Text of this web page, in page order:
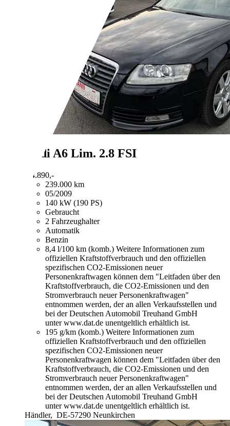
Audi A6 Lim. 2.8 FSI
€ 4.890,-
239.000 km
05/2009
140 kW (190 PS)
Gebraucht
2 Fahrzeughalter
Automatik
Benzin
8,4 l/100 km (komb.) Weitere Informationen zum
offiziellen Kraftstoffverbrauch und den offiziellen
spezifischen CO2-Emissionen neuer
Personenkraftwagen können dem "Leitfaden über den
Kraftstoffverbrauch, die CO2-Emissionen und den
Stromverbrauch neuer Personenkraftwagen"
entnommen werden, der an allen Verkaufsstellen und
bei der Deutschen Automobil Treuhand GmbH
unter www.dat.de unentgeltlich erhältlich ist.
195 g/km (komb.) Weitere Informationen zum
offiziellen Kraftstoffverbrauch und den offiziellen
spezifischen CO2-Emissionen neuer
Personenkraftwagen können dem "Leitfaden über den
Kraftstoffverbrauch, die CO2-Emissionen und den
Stromverbrauch neuer Personenkraftwagen"
entnommen werden, der an allen Verkaufsstellen und
bei der Deutschen Automobil Treuhand GmbH
unter www.dat.de unentgeltlich erhältlich ist.
Händler, DE-57290 Neunkirchen